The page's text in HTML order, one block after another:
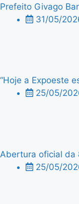
Prefeito Givago
31/05/
“Hoje a Expoeste
25/05/
Abertura oficial da
25/05/